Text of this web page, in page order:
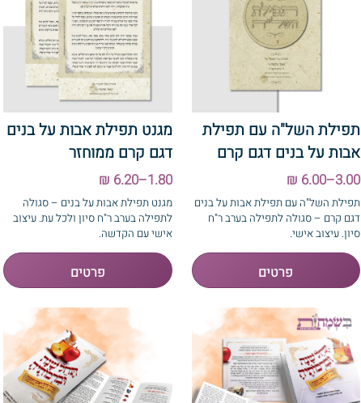
תפילת השל"ה עם תפילת
אבות על בנים דגם קרם
3.00–6.00 ₪
תפילת השל"ה עם תפילת אבות על בנים
דגם קרם – סגולה לתפילה בערב ר"ח
סיון. עיצוב אישי.
מגנט תפילת אבות על בנים
דגם קרם ממוחזר
1.80–6.20 ₪
מגנט תפילת אבות על בנים – סגולה
לתפילה בערב ר"ח סיון ולכל עת. עיצוב
אישי עם הקדשה.